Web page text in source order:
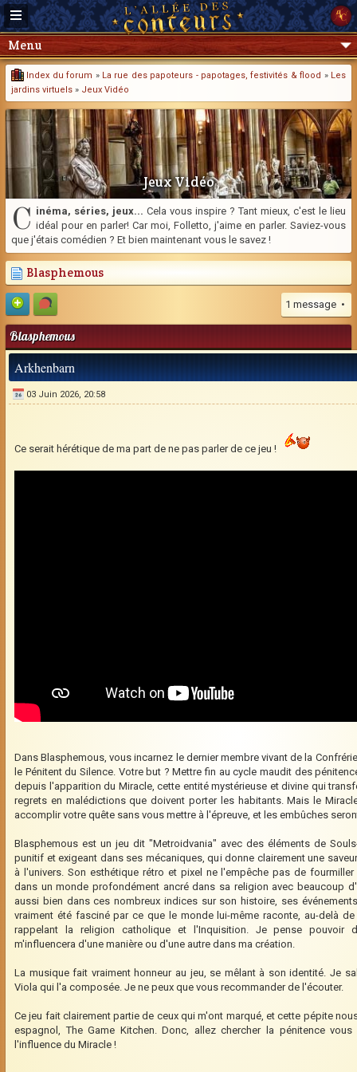
Menu
Index du forum » La rue des papoteurs - papotages, festivités & flood » Les
jardins virtuels » Jeux Vidéo
Jeux Vidéo
C inéma, séries, jeux... Cela vous inspire ? Tant mieux, c'est le lieu
idéal pour en parler! Car moi, Folletto, j'aime en parler. Saviez-vous
que j'étais comédien ? Et bien maintenant vous le savez !
Blasphemous
1 message •
Blasphemous
Arkhenbarn
03 Juin 2026, 20:58
Ce serait hérétique de ma part de ne pas parler de ce jeu !
Dans Blasphemous, vous incarnez le dernier membre vivant de la
le Pénitent du Silence. Votre but ? Mettre fin au cycle maudit des
depuis l'apparition du Miracle, cette entité mystérieuse et divine qui
regrets en malédictions que doivent porter les habitants. Mais le
accomplir votre quête sans vous mettre à l'épreuve, et les embûches
Blasphemous est un jeu dit "Metroidvania" avec des éléments de
punitif et exigeant dans ses mécaniques, qui donne clairement une
à l'univers. Son esthétique rétro et pixel ne l'empêche pas de
dans un monde profondément ancré dans sa religion avec beaucoup
aussi bien dans ces nombreux indices sur son histoire, ses
vraiment été fasciné par ce que le monde lui-même raconte, au-delà de
rappelant la religion catholique et l'Inquisition. Je pense pouvoir
m'influencera d'une manière ou d'une autre dans ma création.
La musique fait vraiment honneur au jeu, se mêlant à son identité. Je
Viola qui l'a composée. Je ne peux que vous recommander de l'écouter.
Ce jeu fait clairement partie de ceux qui m'ont marqué, et cette pépite
espagnol, The Game Kitchen. Donc, allez chercher la pénitence
l'influence du Miracle !